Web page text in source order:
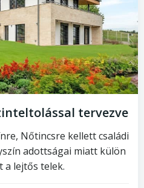
tervezve
Nőtincsre kellett családi
adottságai miatt külön
a lejtős telek.